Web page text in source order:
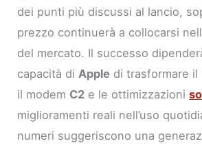
dei punti più discussi al lancio,
prezzo continuerà a collocarsi
del mercato. Il successo
capacità di Apple di trasformare il
il modem C2 e le ottimizzazioni
miglioramenti reali nell’uso
numeri suggeriscono una